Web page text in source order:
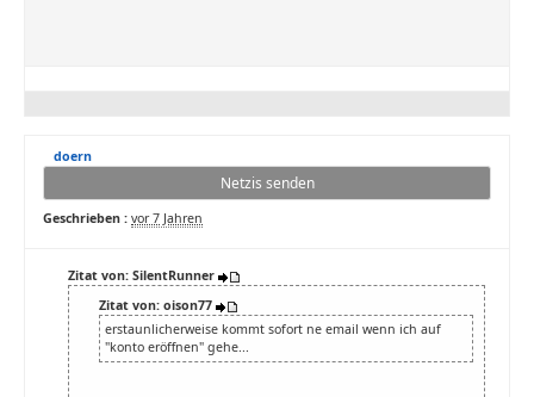
doern
Netzis senden
Geschrieben : vor 7 Jahren
Zitat von: SilentRunner
Zitat von: oison77
erstaunlicherweise kommt sofort ne email wenn ich auf
"konto eröffnen" gehe...